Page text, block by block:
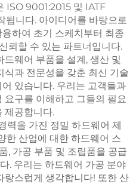
ISO 9001:2015 및 IATF
됩니다. 아이디어를 바탕으로
하여 초기 스케치부터 최종
뢰할 수 있는 파트너입니다.
웨어 부품을 설계, 생산 및
식과 전문성을 갖춘 최신 기술
있습니다. 우리는 고객들과
요구를 이해하고 그들의 필요
제공합니다.
력을 가진 정밀 하드웨어 제
한 산업에 대한 하드웨어 스
, 가공 부품 및 조립품을 공급
. 우리는 하드웨어 가공 분야
랑스럽게 생각합니다! 또한 산